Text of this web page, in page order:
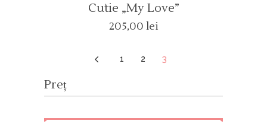
Preț
Cutie „my Love”
205,00 lei
4 1 2 3